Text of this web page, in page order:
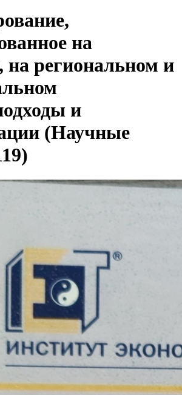
на
на региональном и
и
(Научные